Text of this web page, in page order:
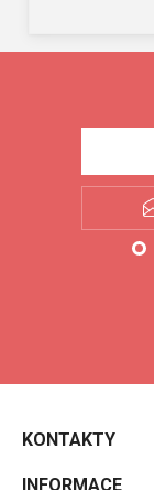
KONTAKTY
INFORMACE